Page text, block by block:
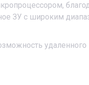
ЗУ с широким